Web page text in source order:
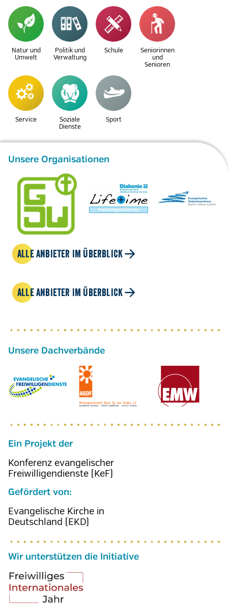
Natur und
Umwelt
Politik und
Verwaltung
Schule
Seniorinnen
und
Senioren
Service
Soziale
Dienste
Sport
Unsere Organisationen
ALLE ANBIETER IM ÜBERBLICK
ALLE ANBIETER IM ÜBERBLICK
Ein Projekt der
Konferenz evangelischer
Freiwilligendienste (KeF)
Gefördert von:
Evangelische Kirche in
Deutschland (EKD)
Wir unterstützen die Initiative